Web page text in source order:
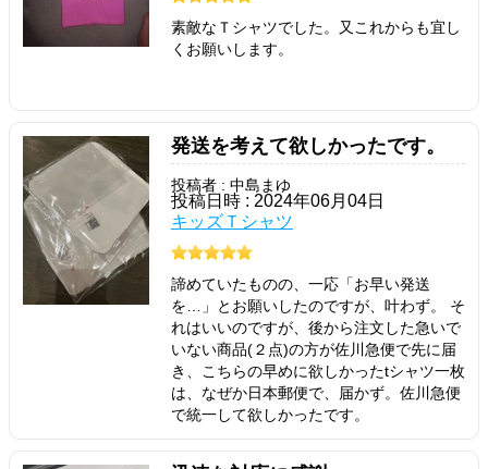
素敵なＴシャツでした。又これからも宜し
くお願いします。
発送を考えて欲しかったです。
投稿者 : 中島まゆ
投稿日時 : 2024年06月04日
キッズＴシャツ
諦めていたものの、一応「お早い発送
を…」とお願いしたのですが、叶わず。 そ
れはいいのですが、後から注文した急いで
いない商品(２点)の方が佐川急便で先に届
き、こちらの早めに欲しかったtシャツ一枚
は、なぜか日本郵便で、届かず。佐川急便
で統一して欲しかったです。